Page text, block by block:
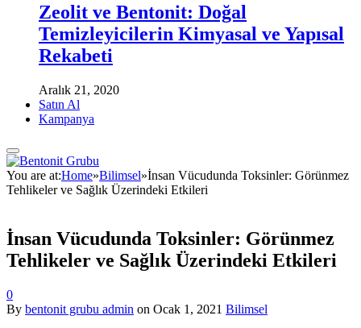
Zeolit ve Bentonit: Doğal
Temizleyicilerin Kimyasal ve Yapısal
Rekabeti
Aralık 21, 2020
Satın Al
Kampanya
You are at:Home»Bilimsel»İnsan Vücudunda Toksinler: Görünmez
Tehlikeler ve Sağlık Üzerindeki Etkileri
İnsan Vücudunda Toksinler: Görünmez
Tehlikeler ve Sağlık Üzerindeki Etkileri
0
By bentonit grubu admin on Ocak 1, 2021 Bilimsel